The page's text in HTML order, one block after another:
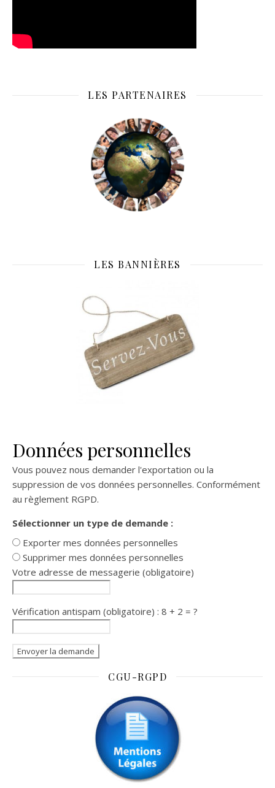
LES PARTENAIRES
LES BANNIÈRES
Données personnelles
Vous pouvez nous demander l'exportation ou la
suppression de vos données personnelles. Conformément
au règlement RGPD.
Sélectionner un type de demande :
Exporter mes données personnelles
Supprimer mes données personnelles
Votre adresse de messagerie (obligatoire)
Vérification antispam (obligatoire) : 8 + 2 = ?
CGU-RGPD